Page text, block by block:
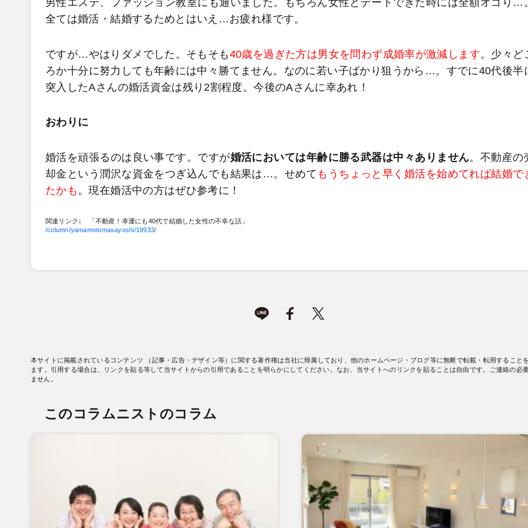
男性エステ、ファッション教室にも通いました。もちろん女性とデートできた時には全額オゴり…。
全ては婚活・結婚するためとはいえ…お疲れ様です。
ですが…やはりダメでした。そもそも 40歳を過ぎた方は男女を問わず成婚率が激減します。少々ど
ろか十分に努力しても年齢には中々勝てません。なのに若い子ばかり狙うから…。すでに40代後半
突入したAさんの婚活資金は残り2割程度。今後のAさんに幸あれ！
おわりに
婚活を頑張るのは良い事です。ですが婚活においては年齢に勝る武器は中々ありません。不動産の
却金という潤沢な資金をつぎ込んでも結果は…。せめて もうちょっと早く婚活を始めてれば結婚で
たかも 。現在婚活中の方はぜひ参考に！
関連リンク↓ 「不動産！幸運にも40代で結婚した女性の不幸な話」
/column/yamamotomasayoshi/19933/
本サイトに掲載されているコンテンツ （記事・広告・デザイン等）に関する著作権は当社に帰属しており、他のホームページ・ブログ等に無断で転載・転用すること
ます。引用する場合は、リンクを貼る等して当サイトからの引用であることを明らかにしてください。なお、当サイトへのリンクを貼ることは自由です。ご連絡の必
ません。
このコラムニストのコラム